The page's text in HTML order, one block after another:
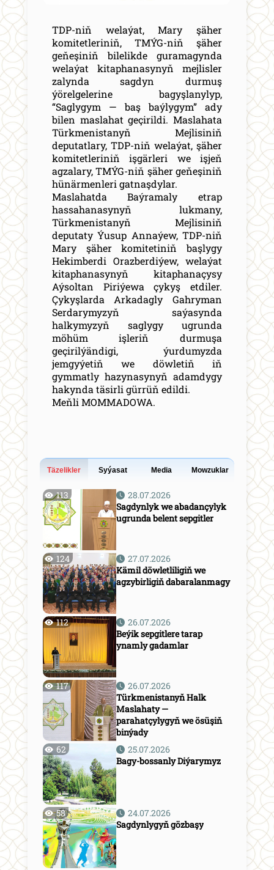
TDP-niň welaýat, Mary şäher
komitetleriniň, TMÝG-niň şäher
geňeşiniň bilelikde guramagynda
welaýat kitaphanasynyň mejlisler
zalynda sagdyn durmuş
ýörelgelerine bagyşlanylyp,
“Saglygym — baş baýlygym” ady
bilen maslahat geçirildi. Maslahata
Türkmenistanyň Mejlisiniň
deputatlary, TDP-niň welaýat, şäher
komitetleriniň işgärleri we işjeň
agzalary, TMÝG-niň şäher geňeşiniň
hünärmenleri gatnaşdylar.
Maslahatda Baýramaly etrap
hassahanasynyň lukmany,
Türkmenistanyň Mejlisiniň
deputaty Ýusup Annaýew, TDP-niň
Mary şäher komitetiniň başlygy
Hekimberdi Orazberdiýew, welaýat
kitaphanasynyň kitaphanaçysy
Aýsoltan Piriýewa çykyş etdiler.
Çykyşlarda Arkadagly Gahryman
Serdarymyzyň saýasynda
halkymyzyň saglygy ugrunda
möhüm işleriň durmuşa
geçirilýändigi, ýurdumyzda
jemgyýetiň we döwletiň iň
gymmatly hazynasynyň adamdygy
hakynda täsirli gürrüň edildi.
Meňli MOMMADOWA.
Täzelikler Syýasat Media Mowzuklar
113
28.07.2026
Sagdynlyk we abadançylyk
ugrunda belent sepgitler
124
27.07.2026
Kämil döwletliligiň we
agzybirligiň dabaralanmagy
112
26.07.2026
Beýik sepgitlere tarap
ynamly gadamlar
117
26.07.2026
Türkmenistanyň Halk
Maslahaty —
parahatçylygyň we ösüşiň
binýady
62
25.07.2026
Bagy-bossanly Diýarymyz
58
24.07.2026
Sagdynlygyň gözbaşy